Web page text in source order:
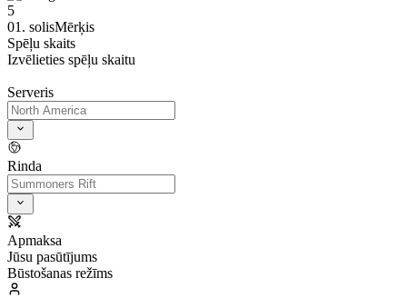
5
01. solisMērķis
Spēļu skaits
Izvēlieties spēļu skaitu
Serveris
Rinda
Apmaksa
Jūsu pasūtījums
Būstošanas režīms